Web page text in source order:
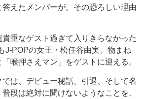
えたメンバーが。その恐ろしい理由
重なゲスト過ぎて入りきらなかった
J-POPの女王・松任谷由実、物まね
喉押さえマン」をゲストに迎える。
は、デビュー秘話、引退、そして名
段は絶対に聞けないようなことを、